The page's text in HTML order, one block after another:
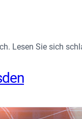
Lesen Sie sich